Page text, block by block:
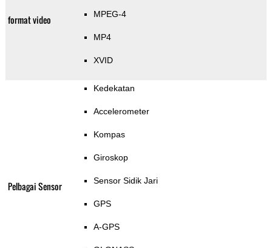
format video MPEG-4
MP4
XVID
Pelbagai Sensor
Kedekatan
Accelerometer
Kompas
Giroskop
Sensor Sidik Jari
GPS
A-GPS